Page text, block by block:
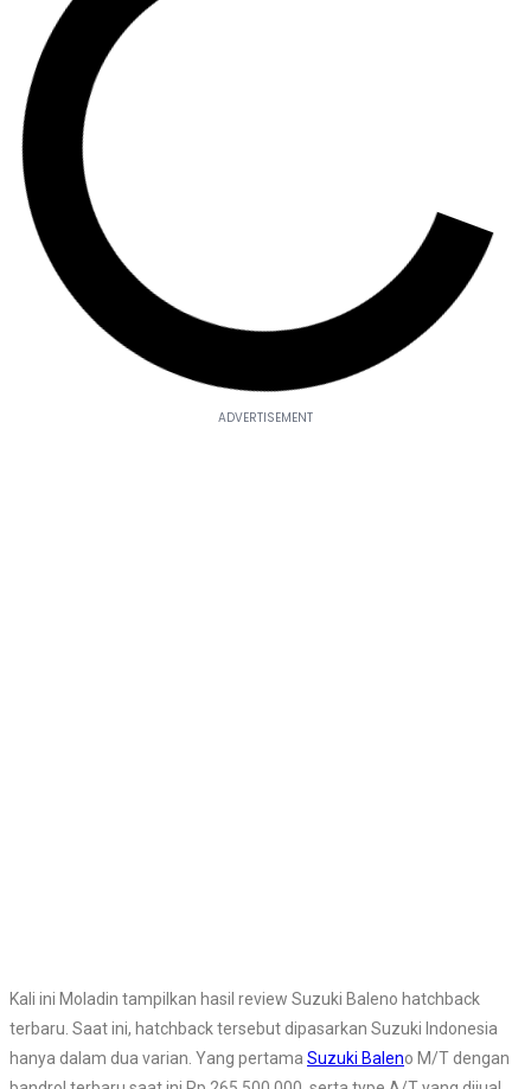
Kali ini Moladin tampilkan hasil review Suzuki Baleno hatchback
terbaru. Saat ini, hatchback tersebut dipasarkan Suzuki Indonesia
hanya dalam dua varian. Yang pertama Suzuki Baleno M/T dengan